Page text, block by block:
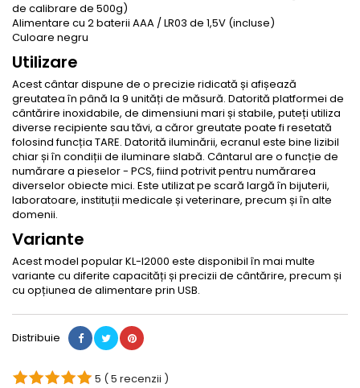
de calibrare de 500g)
Alimentare cu 2 baterii AAA / LR03 de 1,5V (incluse)
Culoare negru
Utilizare
Acest cântar dispune de o precizie ridicată și afișează
greutatea în până la 9 unități de măsură. Datorită platformei de
cântărire inoxidabile, de dimensiuni mari și stabile, puteți utiliza
diverse recipiente sau tăvi, a căror greutate poate fi resetată
folosind funcția TARE. Datorită iluminării, ecranul este bine lizibil
chiar și în condiții de iluminare slabă. Cântarul are o funcție de
numărare a pieselor - PCS, fiind potrivit pentru numărarea
diverselor obiecte mici. Este utilizat pe scară largă în bijuterii,
laboratoare, instituții medicale și veterinare, precum și în alte
domenii.
Variante
Acest model popular KL-I2000 este disponibil în mai multe
variante cu diferite capacități și precizii de cântărire, precum și
cu opțiunea de alimentare prin USB.
Distribuie
5 ( 5 recenzii )